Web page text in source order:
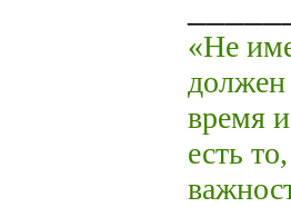
«Не
время
есть